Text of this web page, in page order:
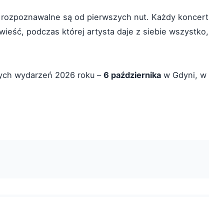
są od pierwszych nut. Każdy koncert
podczas której artysta daje z siebie wszystko,
wydarzeń 2026 roku – 6 października w Gdyni, w